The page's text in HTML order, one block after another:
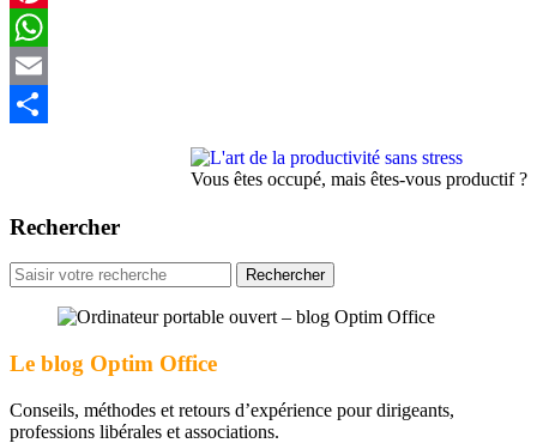
Pinterest
WhatsApp
Email
Vous êtes occupé, mais êtes-vous productif ?
Rechercher
Rechercher
pour
Le blog Optim Office
Conseils, méthodes et retours d’expérience pour dirigeants,
professions libérales et associations.